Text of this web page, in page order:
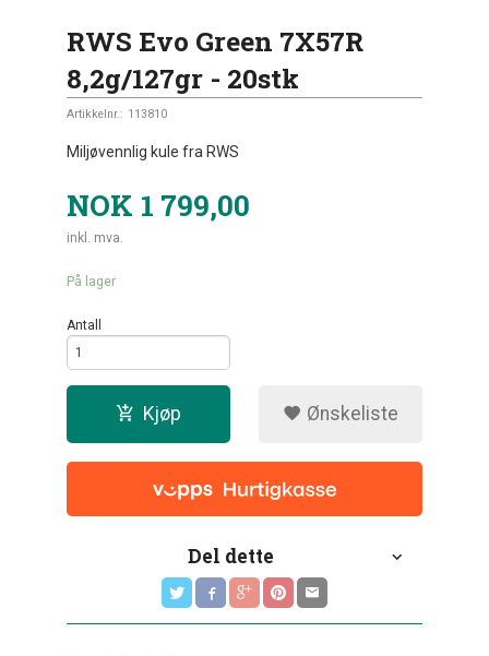
RWS Evo Green 7X57R
8,2g/127gr - 20stk
Artikkelnr.: 113810
Miljøvennlig kule fra RWS
NOK 1 799,00
inkl. mva.
På lager
Antall
Kjøp Ønskeliste
Del dette